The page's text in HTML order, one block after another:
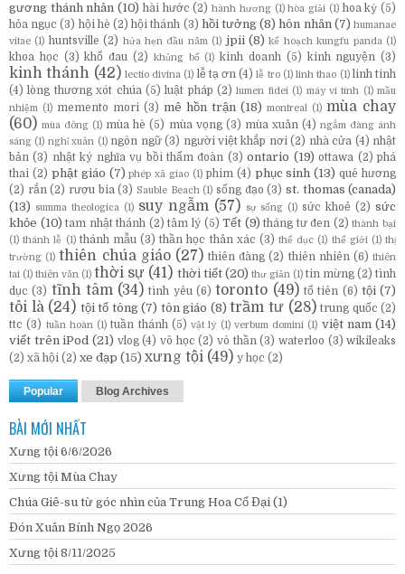
gương thánh nhân (10) hài hước (2) hành hương (1) hòa giải (1) hoa kỳ (5)
hỏa ngục (3) hội hè (2) hội thánh (3) hồi tưởng (8) hôn nhân (7) humanae
vitae (1) huntsville (2) hứa hẹn đầu năm (1) jpii (8) kế hoạch kungfu panda (1)
khoa học (3) khổ đau (2) khủng bố (1) kinh doanh (5) kinh nguyện (3)
kinh thánh (42) lectio divina (1) lễ tạ ơn (4) lễ tro (1) linh thao (1) linh tinh
(4) lòng thương xót chúa (5) luật pháp (2) lumen fidei (1) máy vi tính (1) mầu
nhiệm (1) memento mori (3) mê hồn trận (18) montreal (1) mùa chay
(60) mùa đông (1) mùa hè (5) mùa vọng (3) mùa xuân (4) ngắm đàng ánh
sáng (1) nghỉ xuân (1) ngôn ngữ (3) người việt khắp nơi (2) nhà cửa (4) nhật
bản (3) nhật ký nghĩa vụ bồi thẩm đoàn (3) ontario (19) ottawa (2) phá
thai (2) phật giáo (7) phép xã giao (1) phim (4) phục sinh (13) quê hương
(2) rắn (2) rượu bia (3) Sauble Beach (1) sống đạo (3) st. thomas (canada)
(13)
summa theologica (1) suy ngẫm (57) sự sống (1) sức khoẻ (2) sức
khỏe (10) tam nhật thánh (2) tâm lý (5) Tết (9) tháng tư đen (2) thành bại
(1) thánh lễ (1) thánh mẫu (3) thần học thân xác (3) thể dục (1) thế giới (1) thị
trường (1) thiên chúa giáo (27) thiên đàng (2) thiên nhiên (6) thiên
tai (1) thiên văn (1) thời sự (41) thời tiết (20) thư giản (1) tin mừng (2) tình
dục (3) tĩnh tâm (34) tình yêu (6) toronto (49) tổ tiên (6) tội (7)
tôi là (24) tội tổ tông (7) tôn giáo (8) trầm tư (28) trung quốc (2)
ttc (3) tuần hoàn (1) tuần thánh (5) vật lý (1) verbum domini (1) việt nam (14)
viết trên iPod (21) vlog (4) võ học (2) vô thần (3) waterloo (3) wikileaks
(2) xã hội (2) xe đạp (15) xưng tội (49) y học (2)
Popular Blog Archives
BÀI MỚI NHẤT
Xưng tội 6/6/2026
Xưng tội Mùa Chay
Chúa Giê-su từ góc nhìn của Trung Hoa Cổ Đại (1)
Đón Xuân Bính Ngọ 2026
Xưng tội 8/11/2025